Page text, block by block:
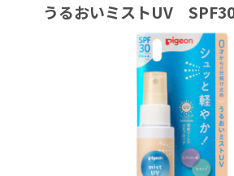
うるおいミストUV